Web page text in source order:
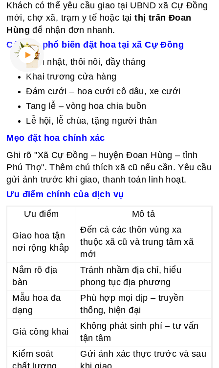
Khách có thể yêu cầu giao tại UBND xã Cự Đồng
mới, chợ xã, trạm y tế hoặc tạithị trấn Đoan
Hùng để nhận đơn nhanh.
Các dịp phổ biến đặt hoa tại xã Cự Đồng
Sinh nhật, thôi nôi, đầy tháng
Khai trương cửa hàng
Đám cưới – hoa cưới cô dâu, xe cưới
Tang lễ – vòng hoa chia buồn
Lễ hội, lễ chùa, tặng người thân
Mẹo đặt hoa chính xác
Ghi rõ "Xã Cự Đồng – huyện Đoan Hùng – tỉnh
Phú Thọ". Thêm chú thích xã cũ nếu cần. Yêu cầu
gửi ảnh trước khi giao, thanh toán linh hoạt.
Ưu điểm chính của dịch vụ
Ưu điểm
Mô tả
Giao hoa tận
nơi rộng khắp
Đến cả các thôn vùng xa
thuộc xã cũ và trung tâm xã
mới
Nắm rõ địa
bàn
Tránh nhầm địa chỉ, hiểu
phong tục địa phương
Mẫu hoa đa
dạng
Phù hợp mọi dịp – truyền
thống, hiện đại
Giá công khai
Không phát sinh phí – tư vấn
tận tâm
Kiểm soát
Gửi ảnh xác thực trước và sau